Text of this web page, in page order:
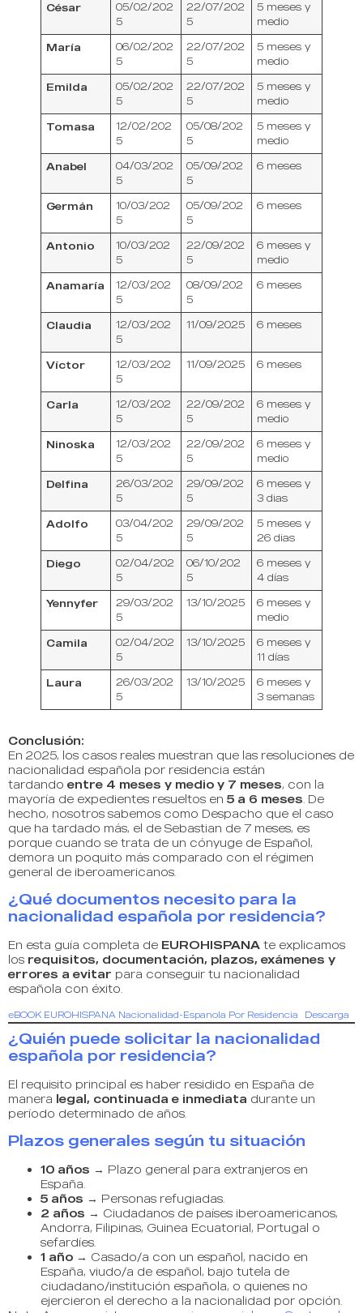
César
05/02/202
5
22/07/202
5
5 meses y
medio
María
06/02/202
5
22/07/202
5
5 meses y
medio
Emilda
05/02/202
5
22/07/202
5
5 meses y
medio
Tomasa
12/02/202
5
05/08/202
5
5 meses y
medio
Anabel
04/03/202
5
05/09/202
5
6 meses
Germán
10/03/202
5
05/09/202
5
6 meses
Antonio
10/03/202
5
22/09/202
5
6 meses y
medio
Anamaría
12/03/202
5
08/09/202
5
6 meses
Claudia
12/03/202
5
11/09/2025 6 meses
Víctor
12/03/202
5
11/09/2025 6 meses
Carla
12/03/202
5
22/09/202
5
6 meses y
medio
Ninoska
12/03/202
5
22/09/202
5
6 meses y
medio
Delfina
26/03/202
5
29/09/202
5
6 meses y
3 dias
Adolfo
03/04/202
5
29/09/202
5
5 meses y
26 dias
Diego
02/04/202
5
06/10/202
5
6 meses y
4 días
Yennyfer
29/03/202
5
13/10/2025
6 meses y
medio
Camila
02/04/202
5
13/10/2025
6 meses y
11 días
Laura
26/03/202
5
13/10/2025
6 meses y
3 semanas
Conclusión:
En 2025, los casos reales muestran que las resoluciones de
nacionalidad española por residencia están
tardando entre 4 meses y medio y 7 meses, con la
mayoría de expedientes resueltos en 5 a 6 meses. De
hecho, nosotros sabemos como Despacho que el caso
que ha tardado más, el de Sebastian de 7 meses, es
porque cuando se trata de un cónyuge de Español,
demora un poquito más comparado con el régimen
general de iberoamericanos.
¿Qué documentos necesito para la
nacionalidad española por residencia?
En esta guía completa de EUROHISPANA te explicamos
los requisitos, documentación, plazos, exámenes y
errores a evitar para conseguir tu nacionalidad
española con éxito.
eBOOK EUROHISPANA Nacionalidad-Espanola Por Residencia Descarga
¿Quién puede solicitar la nacionalidad
española por residencia?
El requisito principal es haber residido en España de
manera legal, continuada e inmediata durante un
período determinado de años.
Plazos generales según tu situación
10 años → Plazo general para extranjeros en
España.
5 años → Personas refugiadas.
2 años → Ciudadanos de países iberoamericanos,
Andorra, Filipinas, Guinea Ecuatorial, Portugal o
sefardíes.
1 año → Casado/a con un español, nacido en
España, viudo/a de español, bajo tutela de
ciudadano/institución española, o quienes no
ejercieron el derecho a la nacionalidad por opción.